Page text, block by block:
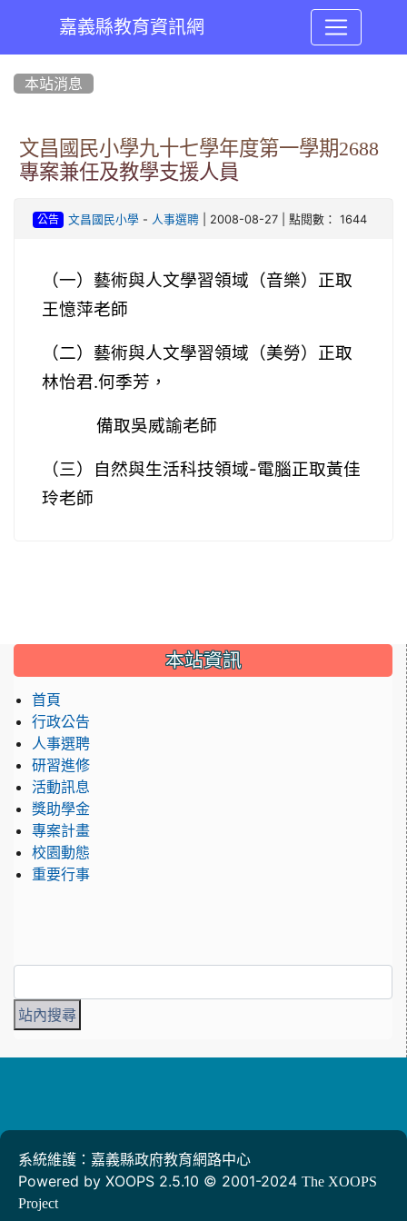
嘉義縣教育資訊網
本站消息
文昌國民小學九十七學年度第一學期2688
專案兼任及教學支援人員
公告 文昌國民小學- 人事選聘| 2008-08-27 | 點閱數： 1644
（一）藝術與人文學習領域（音樂）正取
王憶萍老師
（二）藝術與人文學習領域（美勞）正取
林怡君.何季芳，
備取吳威諭老師
（三）
自然與生活科技領域-電腦正取黃佳
玲老師
::: 本站資訊
首頁
行政公告
人事選聘
研習進修
活動訊息
獎助學金
專案計畫
校園動態
重要行事
系統維護：嘉義縣政府教育網路中心
Powered by XOOPS 2.5.10 © 2001-2024 The XOOPS
Project